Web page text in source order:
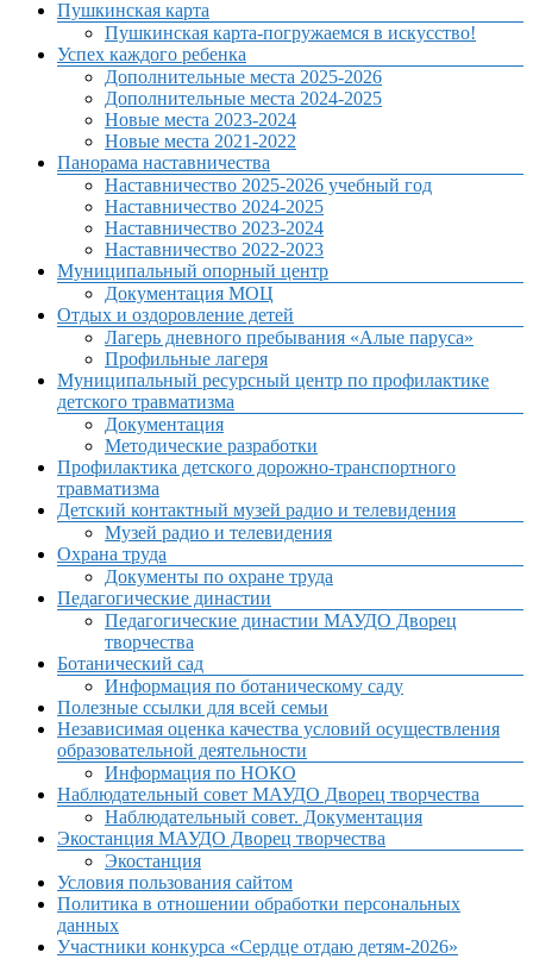
Пушкинская карта
Пушкинская карта-погружаемся в искусство!
Успех каждого ребенка
Дополнительные места 2025-2026
Дополнительные места 2024-2025
Новые места 2023-2024
Новые места 2021-2022
Панорама наставничества
Наставничество 2025-2026 учебный год
Наставничество 2024-2025
Наставничество 2023-2024
Наставничество 2022-2023
Муниципальный опорный центр
Документация МОЦ
Отдых и оздоровление детей
Лагерь дневного пребывания «Алые паруса»
Профильные лагеря
Муниципальный ресурсный центр по профилактике
детского травматизма
Документация
Методические разработки
Профилактика детского дорожно-транспортного
травматизма
Детский контактный музей радио и телевидения
Музей радио и телевидения
Охрана труда
Документы по охране труда
Педагогические династии
Педагогические династии МАУДО Дворец
творчества
Ботанический сад
Информация по ботаническому саду
Полезные ссылки для всей семьи
Независимая оценка качества условий осуществления
образовательной деятельности
Информация по НОКО
Наблюдательный совет МАУДО Дворец творчества
Наблюдательный совет. Документация
Экостанция МАУДО Дворец творчества
Экостанция
Условия пользования сайтом
Политика в отношении обработки персональных
данных
Участники конкурса «Сердце отдаю детям-2026»